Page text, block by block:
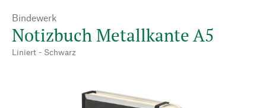
Bindewerk
Notizbuch Metallkante A5
Liniert - Schwarz